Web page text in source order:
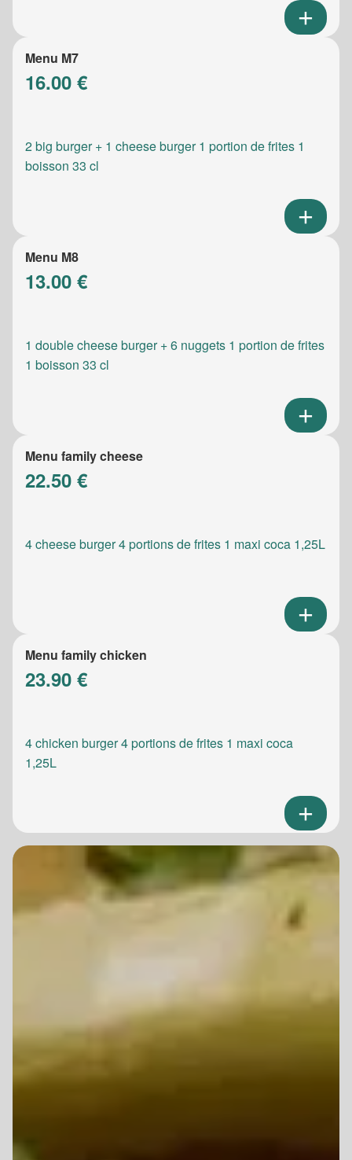
Menu M7
16.00 €
2 big burger + 1 cheese burger 1 portion de frites 1
boisson 33 cl
Menu M8
13.00 €
1 double cheese burger + 6 nuggets 1 portion de frites
1 boisson 33 cl
Menu family cheese
22.50 €
4 cheese burger 4 portions de frites 1 maxi coca 1,25L
Menu family chicken
23.90 €
4 chicken burger 4 portions de frites 1 maxi coca
1,25L